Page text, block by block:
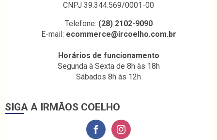
CNPJ 39.344.569/0001-00
Telefone: (28) 2102-9090
E-mail: ecommerce@ircoelho.com.br
Horários de funcionamento
Segunda à Sexta de 8h às 18h
Sábados 8h às 12h
SIGA A IRMÃOS COELHO